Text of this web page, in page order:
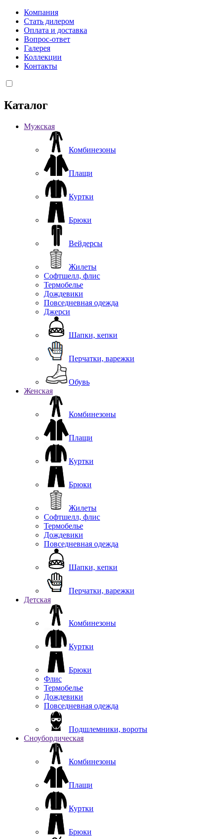
Компания
Стать дилером
Оплата и доставка
Вопрос-ответ
Галерея
Коллекции
Контакты
Каталог
Мужская
Комбинезоны
Плащи
Куртки
Брюки
Вейдерсы
Жилеты
Софтшелл, флис
Термобелье
Дождевики
Повседневная одежда
Джерси
Шапки, кепки
Перчатки, варежки
Обувь
Женская
Комбинезоны
Плащи
Куртки
Брюки
Жилеты
Софтшелл, флис
Термобелье
Дождевики
Повседневная одежда
Шапки, кепки
Перчатки, варежки
Детская
Комбинезоны
Куртки
Брюки
Флис
Термобелье
Дождевики
Повседневная одежда
Подшлемники, вороты
Сноубордическая
Комбинезоны
Плащи
Куртки
Брюки